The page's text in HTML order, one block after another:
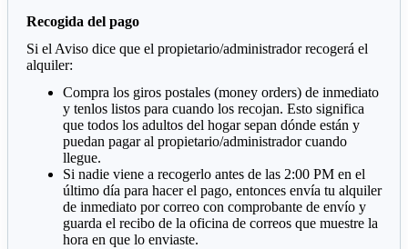
Recogida del pago
Si el Aviso dice que el propietario/administrador recogerá el
alquiler:
Compra los giros postales (money orders) de inmediato
y tenlos listos para cuando los recojan. Esto significa
que todos los adultos del hogar sepan dónde están y
puedan pagar al propietario/administrador cuando
llegue.
Si nadie viene a recogerlo antes de las 2:00 PM en el
último día para hacer el pago, entonces envía tu alquiler
de inmediato por correo con comprobante de envío y
guarda el recibo de la oficina de correos que muestre la
hora en que lo enviaste.